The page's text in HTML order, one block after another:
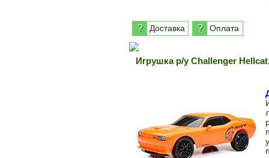
? Доставка ? Оплата
Игрушка р/у Challenger